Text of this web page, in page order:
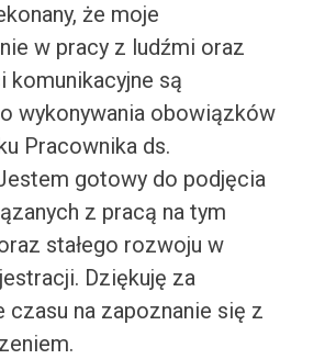
że moje
w pracy z ludźmi oraz
komunikacyjne są
wykonywania obowiązków
Pracownika ds.
gotowy do podjęcia
z pracą na tym
stałego rozwoju w
Dziękuję za
czasu na zapoznanie się z